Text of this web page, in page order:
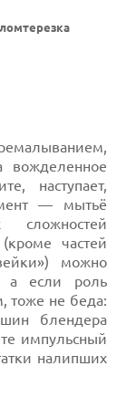
вожделенное
наступает,
— мытьё
частей
можно
а если роль
тоже не беда:
блендера
импульсный
налипших